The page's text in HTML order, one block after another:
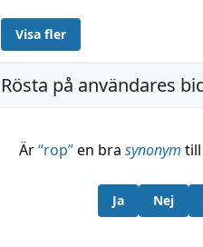
Visa fler
Rösta på användares
Är“rop”en bra synonym
Ja Nej